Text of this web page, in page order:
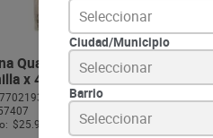
Quaker Frescavena
x 440 g
7702193502356
$25.91
Seleccionar
Ciudad/Municipio
Seleccionar
Barrio
Seleccionar